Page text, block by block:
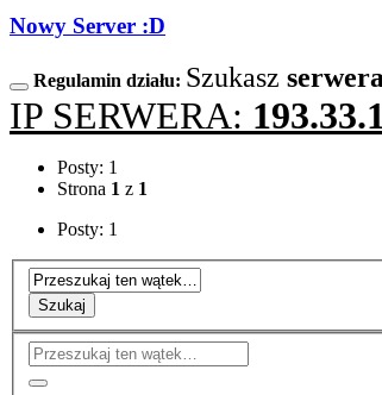
Nowy Server :D
Regulamin działu: Szukasz
IP SERWERA:
Posty: 1
Strona 1 z 1
Posty: 1
Szukaj